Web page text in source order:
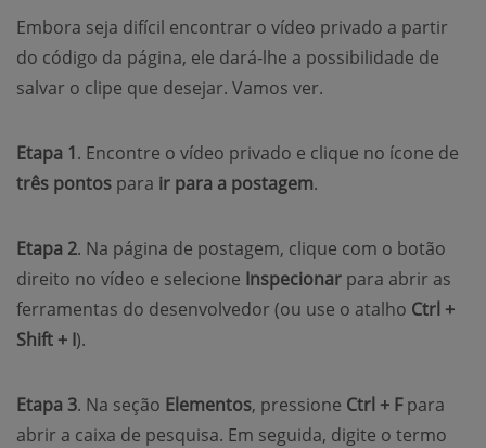
Embora seja difícil encontrar o vídeo privado a partir
do código da página, ele dará-lhe a possibilidade de
salvar o clipe que desejar. Vamos ver.
Etapa 1. Encontre o vídeo privado e clique no ícone de
três pontos para ir para a postagem.
Etapa 2. Na página de postagem, clique com o botão
direito no vídeo e selecione Inspecionar para abrir as
ferramentas do desenvolvedor (ou use o atalho Ctrl +
Shift + I).
Etapa 3. Na seção Elementos, pressione Ctrl + Fpara
abrir a caixa de pesquisa. Em seguida, digite o termo